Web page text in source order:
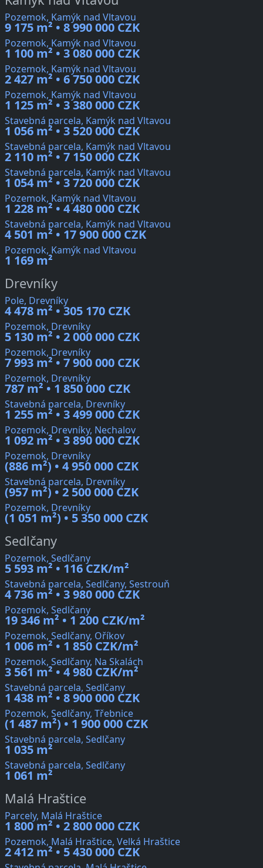
Pozemok, Kamýk nad Vltavou
9 175 m² • 8 990 000 CZK
Pozemok, Kamýk nad Vltavou
1 100 m² • 3 080 000 CZK
Pozemok, Kamýk nad Vltavou
2 427 m² • 6 750 000 CZK
Pozemok, Kamýk nad Vltavou
1 125 m² • 3 380 000 CZK
Stavebná parcela, Kamýk nad Vltavou
1 056 m² • 3 520 000 CZK
Stavebná parcela, Kamýk nad Vltavou
2 110 m² • 7 150 000 CZK
Stavebná parcela, Kamýk nad Vltavou
1 054 m² • 3 720 000 CZK
Pozemok, Kamýk nad Vltavou
1 228 m² • 4 480 000 CZK
Stavebná parcela, Kamýk nad Vltavou
4 501 m² • 17 900 000 CZK
Pozemok, Kamýk nad Vltavou
1 169 m²
Drevníky
Pole, Drevníky
4 478 m² • 305 170 CZK
Pozemok, Drevníky
5 130 m² • 2 000 000 CZK
Pozemok, Drevníky
7 993 m² • 7 900 000 CZK
Pozemok, Drevníky
787 m² • 1 850 000 CZK
Stavebná parcela, Drevníky
1 255 m² • 3 499 000 CZK
Pozemok, Drevníky, Nechalov
1 092 m² • 3 890 000 CZK
Pozemok, Drevníky
(886 m²) • 4 950 000 CZK
Stavebná parcela, Drevníky
(957 m²) • 2 500 000 CZK
Pozemok, Drevníky
(1 051 m²) • 5 350 000 CZK
Sedlčany
Pozemok, Sedlčany
5 593 m² • 116 CZK/m²
Stavebná parcela, Sedlčany, Sestrouň
4 736 m² • 3 980 000 CZK
Pozemok, Sedlčany
19 346 m² • 1 200 CZK/m²
Pozemok, Sedlčany, Oříkov
1 006 m² • 1 850 CZK/m²
Pozemok, Sedlčany, Na Skalách
3 561 m² • 4 980 CZK/m²
Stavebná parcela, Sedlčany
1 438 m² • 8 900 000 CZK
Pozemok, Sedlčany, Třebnice
(1 487 m²) • 1 900 000 CZK
Stavebná parcela, Sedlčany
1 035 m²
Stavebná parcela, Sedlčany
1 061 m²
Malá Hraštice
Parcely, Malá Hraštice
1 800 m² • 2 800 000 CZK
Pozemok, Malá Hraštice, Velká Hraštice
2 412 m² • 5 430 000 CZK